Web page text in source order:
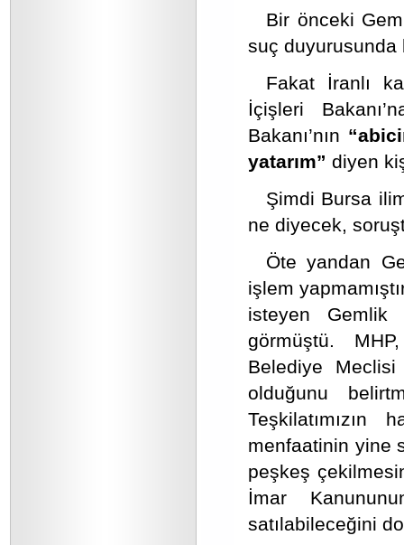
Bir önceki
suç duyurusunda
Fakat İranlı
İçişleri
Bakanı’nın
yatarım” diyen
Şimdi Bursa
ne diyecek,
Öte yandan
işlem
isteyen Gemlik
görmüştü.
Belediye Meclisi
olduğunu
Teşkilatımızın
menfaatinin yine
peşkeş
İmar
satılabileceğini